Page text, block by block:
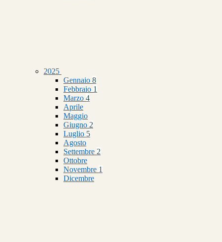
2025
Gennaio 8
Febbraio 1
Marzo 4
Aprile
Maggio
Giugno 2
Luglio 5
Agosto
Settembre 2
Ottobre
Novembre 1
Dicembre